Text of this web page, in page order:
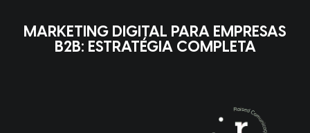
MARKETING DIGITAL PARA EMPRESAS
B2B: ESTRATÉGIA COMPLETA